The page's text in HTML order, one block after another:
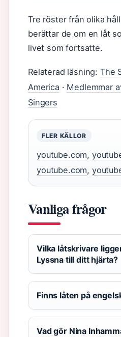
Tre röster från olika
berättar de om en låt
livet som fortsatte.
Relaterad läsning: The
America · Medlemmar
Singers
FLER KÄLLOR
youtube.com,
youtube.com,
Vanliga frågor
Vilka låtskrivare
Lyssna till ditt hjärta?
Finns låten på
Vad gör Nina